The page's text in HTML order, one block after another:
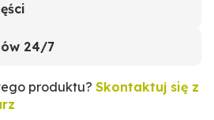
24/7
produktu? Skontaktuj się z